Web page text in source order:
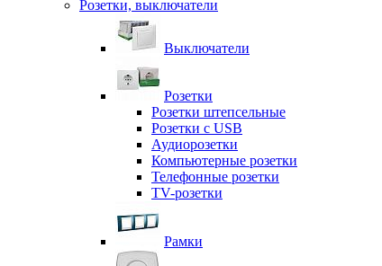
Розетки, выключатели
Выключатели
Розетки
Розетки штепсельные
Розетки с USB
Аудиорозетки
Компьютерные розетки
Телефонные розетки
TV-розетки
Рамки